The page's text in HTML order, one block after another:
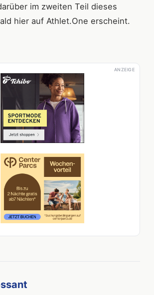
im zweiten Teil dieses
hier auf Athlet.One erscheint.
ANZEIGE